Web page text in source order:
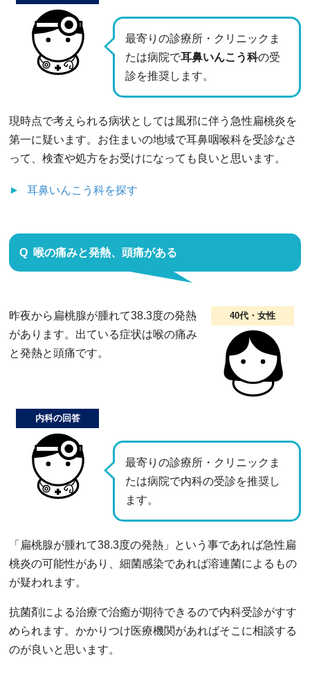
最寄りの診療所・クリニックま
たは病院で耳鼻いんこう科の受
診を推奨します。
現時点で考えられる病状としては風邪に伴う急性扁桃炎を
第一に疑います。お住まいの地域で耳鼻咽喉科を受診なさ
って、検査や処方をお受けになっても良いと思います。
耳鼻いんこう科を探す
喉の痛みと発熱、頭痛がある
40代・女性
昨夜から扁桃腺が腫れて38.3度の発熱
があります。出ている症状は喉の痛み
と発熱と頭痛です。
最寄りの診療所・クリニックま
たは病院で内科の受診を推奨し
ます。
内科の回答
「扁桃腺が腫れて38.3度の発熱」という事であれば急性扁
桃炎の可能性があり、細菌感染であれば溶連菌によるもの
が疑われます。
抗菌剤による治療で治癒が期待できるので内科受診がすす
められます。かかりつけ医療機関があればそこに相談する
のが良いと思います。